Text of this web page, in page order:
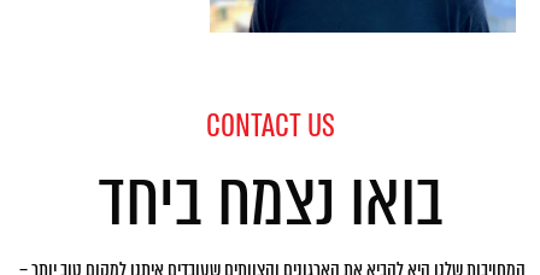
CONTACT US
בואו נצמח ביחד
המחויבות שלנו היא להביא את הארגונים והצוותים שעובדים איתנו למקום טוב יותר –